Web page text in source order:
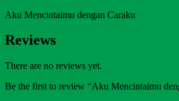
Aku Mencintaimu dengan Caraku
Reviews
There are no reviews yet.
Be the first to review “Aku Mencintaimu